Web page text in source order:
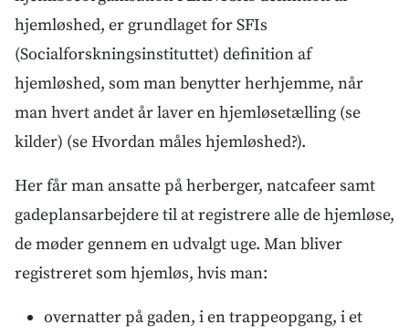
hjemløshed, er grundlaget for SFIs
(Socialforskningsinstituttet) definition af
hjemløshed, som man benytter herhjemme, når
man hvert andet år laver en hjemløsetælling (se
kilder) (se Hvordan måles hjemløshed?).
Her får man ansatte på herberger, natcafeer samt
gadeplansarbejdere til at registrere alle de hjemløse,
de møder gennem en udvalgt uge. Man bliver
registreret som hjemløs, hvis man:
overnatter på gaden, i en trappeopgang, i et